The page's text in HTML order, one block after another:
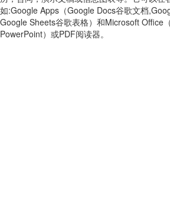
如:Google Apps（Google Docs谷歌文档
Google Sheets谷歌表格）和Microsoft Office
PowerPoint）或PDF阅读器。